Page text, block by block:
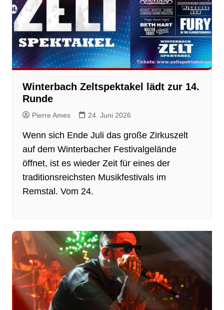
Winterbach Zeltspektakel lädt zur 14.
Runde
Pierre Ames 24. Juni 2026
Wenn sich Ende Juli das große Zirkuszelt
auf dem Winterbacher Festivalgelände
öffnet, ist es wieder Zeit für eines der
traditionsreichsten Musikfestivals im
Remstal. Vom 24.